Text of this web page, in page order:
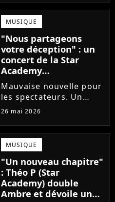
Ambre, une professeure
emblématique de la Star
Academy se positionne
pour enseigner le chant
aux...
MUSIQUE
"Nous partageons
votre déception" : un
concert de la Star
Academy
définitivement annulé
Mauvaise nouvelle pour
les spectateurs. Un
concert de la Star
dernière minute pour
des raisons de santé, ne
sera finalement pas
reprogrammé.
26 mai 2026
MUSIQUE
"Un nouveau chapitre"
: Théo P (Star
Academy) double
Ambre et dévoile un